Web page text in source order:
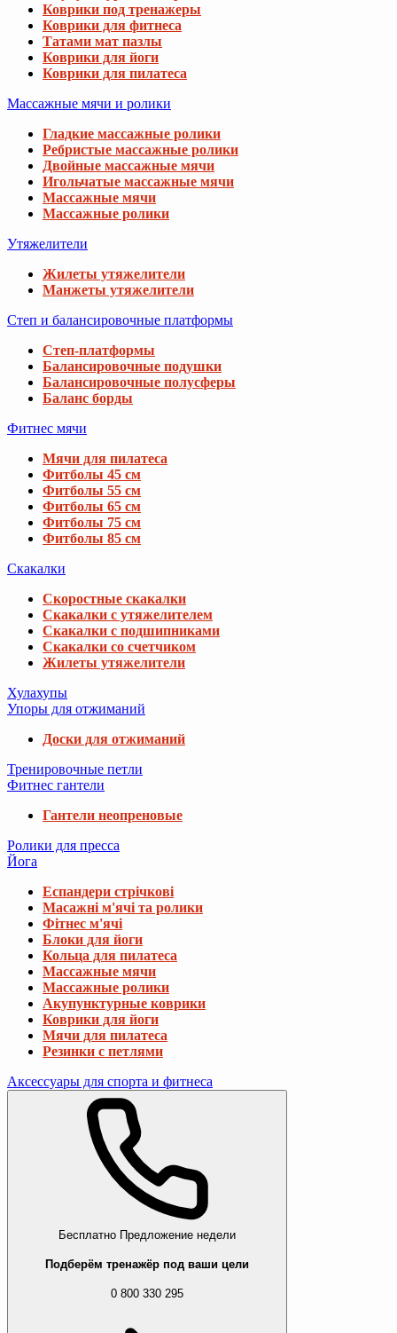
Коврики под тренажеры
Коврики для фитнеса
Татами мат пазлы
Коврики для йоги
Коврики для пилатеса
Массажные мячи и ролики
Гладкие массажные ролики
Ребристые массажные ролики
Двойные массажные мячи
Игольчатые массажные мячи
Массажные мячи
Массажные ролики
Утяжелители
Жилеты утяжелители
Манжеты утяжелители
Степ и балансировочные платформы
Степ-платформы
Балансировочные подушки
Балансировочные полусферы
Баланс борды
Фитнес мячи
Мячи для пилатеса
Фитболы 45 см
Фитболы 55 см
Фитболы 65 см
Фитболы 75 см
Фитболы 85 см
Скакалки
Скоростные скакалки
Скакалки с утяжелителем
Скакалки с подшипниками
Скакалки со счетчиком
Жилеты утяжелители
Хулахупы
Упоры для отжиманий
Доски для отжиманий
Тренировочные петли
Фитнес гантели
Гантели неопреновые
Ролики для пресса
Йога
Еспандери стрічкові
Масажні м'ячі та ролики
Фітнес м'ячі
Блоки для йоги
Кольца для пилатеса
Массажные мячи
Массажные ролики
Акупунктурные коврики
Коврики для йоги
Мячи для пилатеса
Резинки с петлями
Аксессуары для спорта и фитнеса
Бесплатно Предложение недели
Подберём тренажёр под ваши цели
0 800 330 295